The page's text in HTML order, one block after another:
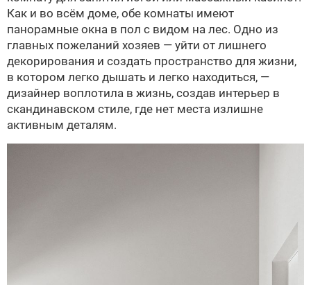
Как и во всём доме, обе комнаты имеют
панорамные окна в пол с видом на лес. Одно из
главных пожеланий хозяев — уйти от лишнего
декорирования и создать пространство для жизни,
в котором легко дышать и легко находиться, —
дизайнер воплотила в жизнь, создав интерьер в
скандинавском стиле, где нет места излишне
активным деталям.